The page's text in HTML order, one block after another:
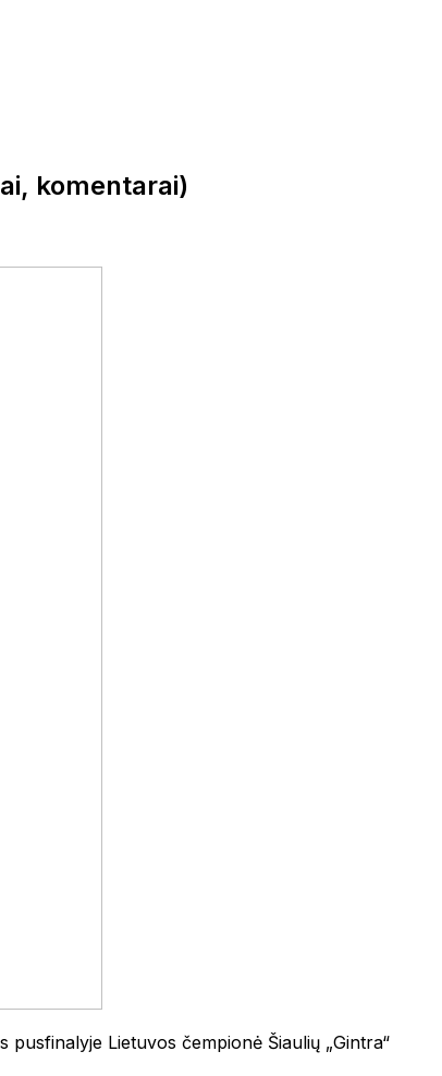
komentarai)
Lietuvos čempionė Šiaulių „Gintra“